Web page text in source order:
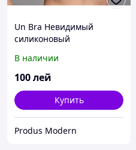
Un Bra Невидимый
силиконовый
розницу
В наличии
100лей
Купить
Produs Modern